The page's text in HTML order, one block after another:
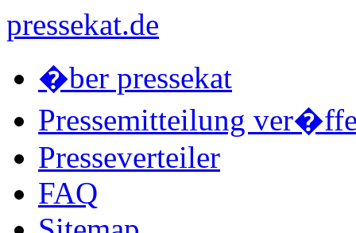
pressekat.de
�ber pressekat
Pressemitteilung
Presseverteiler
FAQ